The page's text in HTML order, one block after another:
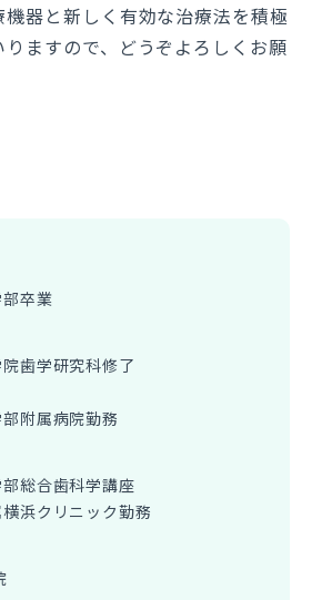
器と新しく有効な治療法を積極
ますので、どうぞよろしくお願
卒業
歯学研究科修了
附属病院勤務
総合歯科学講座
浜クリニック勤務